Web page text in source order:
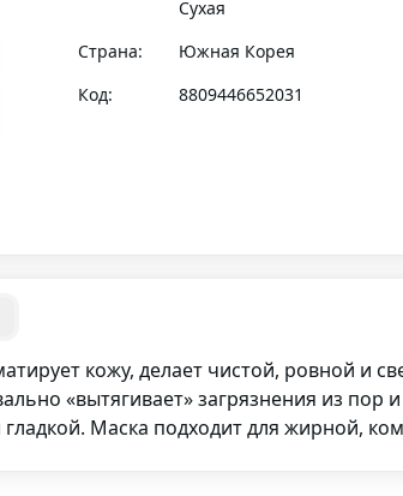
Сухая
Страна:
Южная Корея
Код:
8809446652031
кожу, делает чистой, ровной и
«вытягивает» загрязнения из
Маска подходит для жирной,